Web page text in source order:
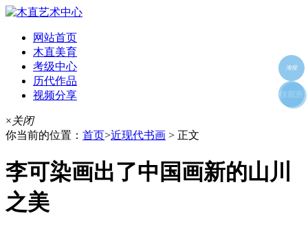
网站首页
木直美育
考级中心
历代作品
视频分享
×关闭
你当前的位置： 首页>近现代书画 > 正文
李可染画出了中国画新的山川
之美
海报
好友
朋友圈
收藏夹